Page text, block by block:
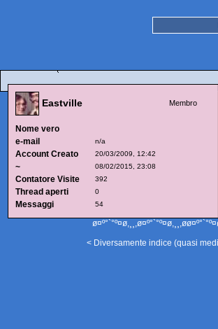
Eastville Membro
Nome vero
e-mail
n/a
Account Creato 20/03/2009, 12:42
~ 08/02/2015, 23:08
Contatore Visite 392
Thread aperti 0
Messaggi 54
< Diversamente indice (quasi